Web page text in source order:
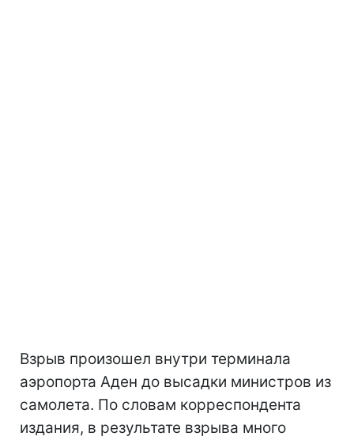
Взрыв произошел внутри терминала
аэропорта Аден до высадки министров из
самолета. По словам корреспондента
издания, в результате взрыва много